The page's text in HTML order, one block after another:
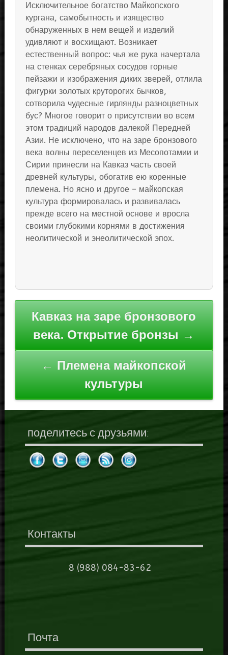
Исключительное богатство Майкопского
кургана, самобытность и изящество
обнаруженных в нем вещей и изделий
удивляют и восхищают. Возникает
естественный вопрос: чья же рука начертала
на стенках серебряных сосудов горные
пейзажи и изображения диких зверей, отлила
фигурки золотых круторогих бычков,
сотворила чудесные гирлянды разноцветных
бус? Многое говорит о присутствии во всем
этом традиций народов далекой Передней
Азии. Не исключено, что на заре бронзового
века волны переселенцев из Месопотамии и
Сирии принесли на Кавказ часть своей
древней культуры, обогатив ею коренные
племена. Но ясно и другое – майкопская
культура формировалась и развивалась
прежде всего на местной основе и вросла
своими глубокими корнями в достижения
неолитической и энеолитической эпох.
Навигация
по
записям
Кавказ на заре бронзового
века. Открытие бронзы →
← Племена майкопской
культуры
поделитесь с друзьями:
Контакты
8 (988) 084-83-62
Почта